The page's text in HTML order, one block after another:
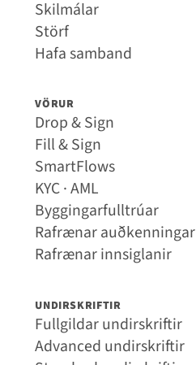
Skilmálar
Störf
Hafa samband
VÖRUR
Drop & Sign
Fill & Sign
SmartFlows
KYC · AML
Byggingarfulltrúar
Rafrænar auðkenningar
Rafrænar innsiglanir
UNDIRSKRIFTIR
Fullgildar undirskriftir
Advanced undirskriftir